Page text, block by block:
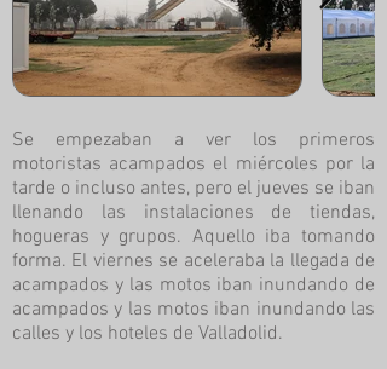
Se empezaban a ver los primeros
motoristas acampados el miércoles por la
tarde o incluso antes, pero el jueves se iban
llenando las instalaciones de tiendas,
hogueras y grupos. Aquello iba tomando
forma. El viernes se aceleraba la llegada de
acampados y las motos iban inundando de
acampados y las motos iban inundando las
calles y los hoteles de Valladolid.